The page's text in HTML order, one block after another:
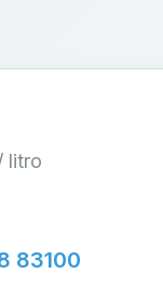
litro
83100